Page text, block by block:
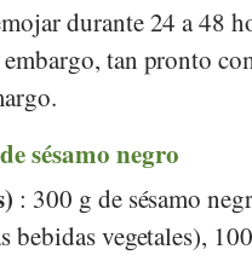
durante 24 a 48
tan pronto
sésamo negro
: 300 g de sésamo
bebidas vegetales),